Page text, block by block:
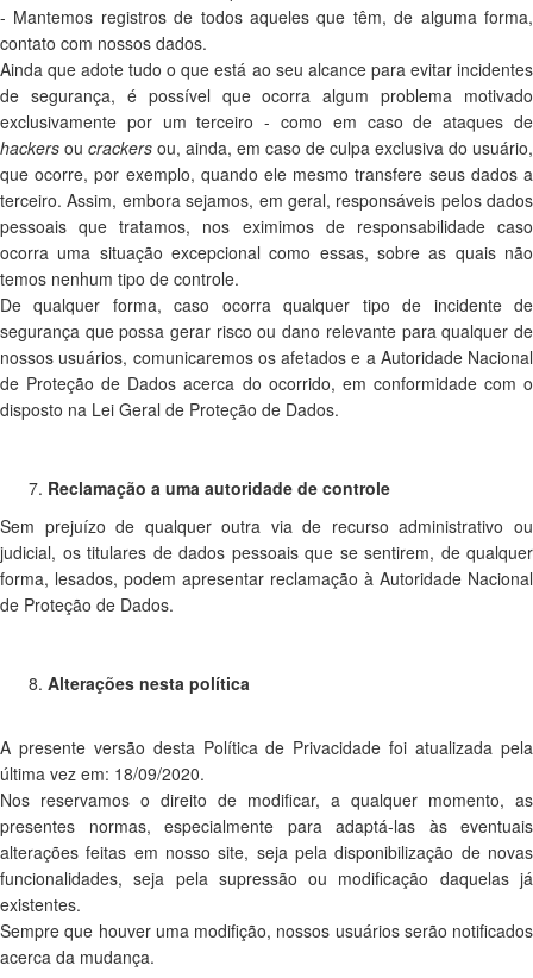
- Mantemos registros de todos aqueles que têm, de alguma forma,
contato com nossos dados.
Ainda que adote tudo o que está ao seu alcance para evitar incidentes
de segurança, é possível que ocorra algum problema motivado
exclusivamente por um terceiro - como em caso de ataques de
hackers ou crackers ou, ainda, em caso de culpa exclusiva do usuário,
que ocorre, por exemplo, quando ele mesmo transfere seus dados a
terceiro. Assim, embora sejamos, em geral, responsáveis pelos dados
pessoais que tratamos, nos eximimos de responsabilidade caso
ocorra uma situação excepcional como essas, sobre as quais não
temos nenhum tipo de controle.
De qualquer forma, caso ocorra qualquer tipo de incidente de
segurança que possa gerar risco ou dano relevante para qualquer de
nossos usuários, comunicaremos os afetados e a Autoridade Nacional
de Proteção de Dados acerca do ocorrido, em conformidade com o
disposto na Lei Geral de Proteção de Dados.
Reclamação a uma autoridade de controle
Sem prejuízo de qualquer outra via de recurso administrativo ou
judicial, os titulares de dados pessoais que se sentirem, de qualquer
forma, lesados, podem apresentar reclamação à Autoridade Nacional
de Proteção de Dados.
Alterações nesta política
A presente versão desta Política de Privacidade foi atualizada pela
última vez em: 18/09/2020.
Nos reservamos o direito de modificar, a qualquer momento, as
presentes normas, especialmente para adaptá-las às eventuais
alterações feitas em nosso site, seja pela disponibilização de novas
funcionalidades, seja pela supressão ou modificação daquelas já
existentes.
Sempre que houver uma modifição, nossos usuários serão notificados
acerca da mudança.